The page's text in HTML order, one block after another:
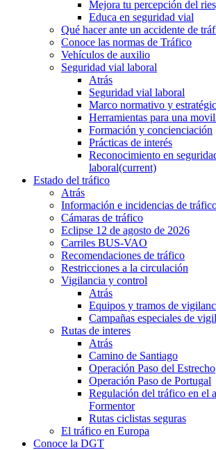
Mejora tu percepción del
Educa en seguridad vial
Qué hacer ante un accidente de
Conoce las normas de Tráfico
Vehículos de auxilio
Seguridad vial laboral
Atrás
Seguridad vial laboral
Marco normativo y
Herramientas para una
Formación y concienciación
Prácticas de interés
Reconocimiento en
laboral(current)
Estado del tráfico
Atrás
Información e incidencias de
Cámaras de tráfico
Eclipse 12 de agosto de 2026
Carriles BUS-VAO
Recomendaciones de tráfico
Restricciones a la circulación
Vigilancia y control
Atrás
Equipos y tramos de
Campañas especiales de
Rutas de interes
Atrás
Camino de Santiago
Operación Paso del Estrecho
Operación Paso de Portugal
Regulación del tráfico en el
Formentor
Rutas ciclistas seguras
El tráfico en Europa
Conoce la DGT